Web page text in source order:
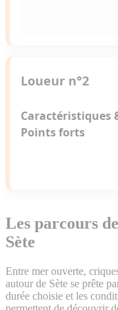
Loueur n°2
Les parcours
Sète
Entre mer ouverte,
autour de Sète se prête
durée choisie et les